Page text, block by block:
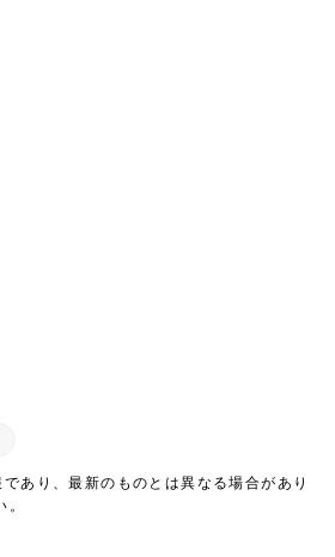
あり、最新のものとは異なる場合があり